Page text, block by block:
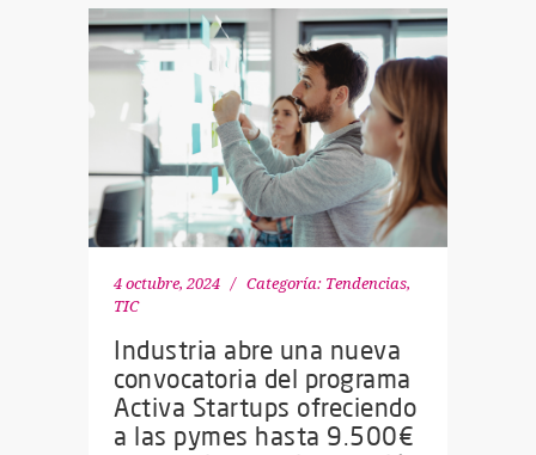
4 octubre, 2024 Categoría: Tendencias,
TIC
Industria abre una nueva
convocatoria del programa
Activa Startups ofreciendo
a las pymes hasta 9.500€